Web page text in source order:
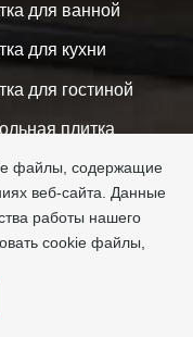
для ванной
для кухни
для гостиной
плитка
формат
плитка
файлы, содержащие
веб-сайта. Данные
работы нашего
cookie файлы,